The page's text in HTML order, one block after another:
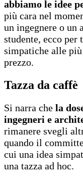
abbiamo le idee
più cara nel
un ingegnere o un
studente, ecco per
simpatiche alle
prezzo.
Tazza da caffè
Si narra che la
ingegneri e
rimanere svegli
quando il
cui una idea
una tazza ad hoc.